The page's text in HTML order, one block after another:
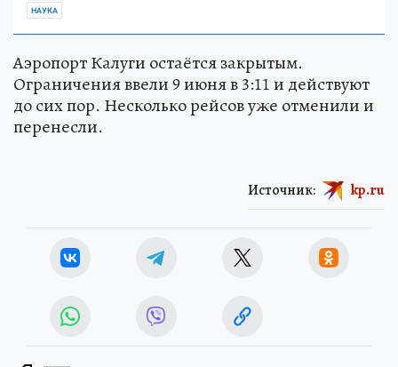
НАУКА
Аэропорт Калуги остаётся закрытым.
Ограничения ввели 9 июня в 3:11 и действуют
до сих пор. Несколько рейсов уже отменили и
перенесли.
Источник: kp.ru